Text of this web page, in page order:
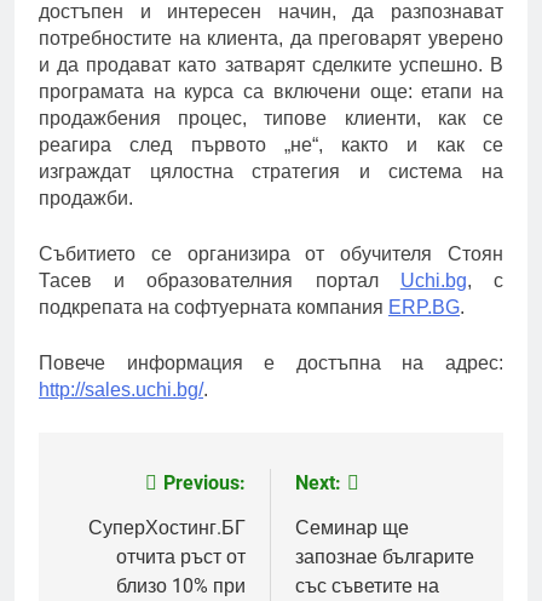
достъпен и интересен начин, да разпознават
потребностите на клиента, да преговарят уверено
и да продават като затварят сделките успешно. В
програмата на курса са включени още: етапи на
продажбения процес, типове клиенти, как се
реагира след първото „не“, както и как се
изграждат цялостна стратегия и система на
продажби.
Събитието се организира от обучителя Стоян
Тасев и образователния портал Uchi.bg, с
подкрепата на софтуерната компания ERP.BG.
Повече информация е достъпна на адрес:
http://sales.uchi.bg/.
navigation
Previous:
СуперХостинг.БГ
отчита ръст от
близо 10% при
Next:
Семинар ще
запознае българите
със съветите на